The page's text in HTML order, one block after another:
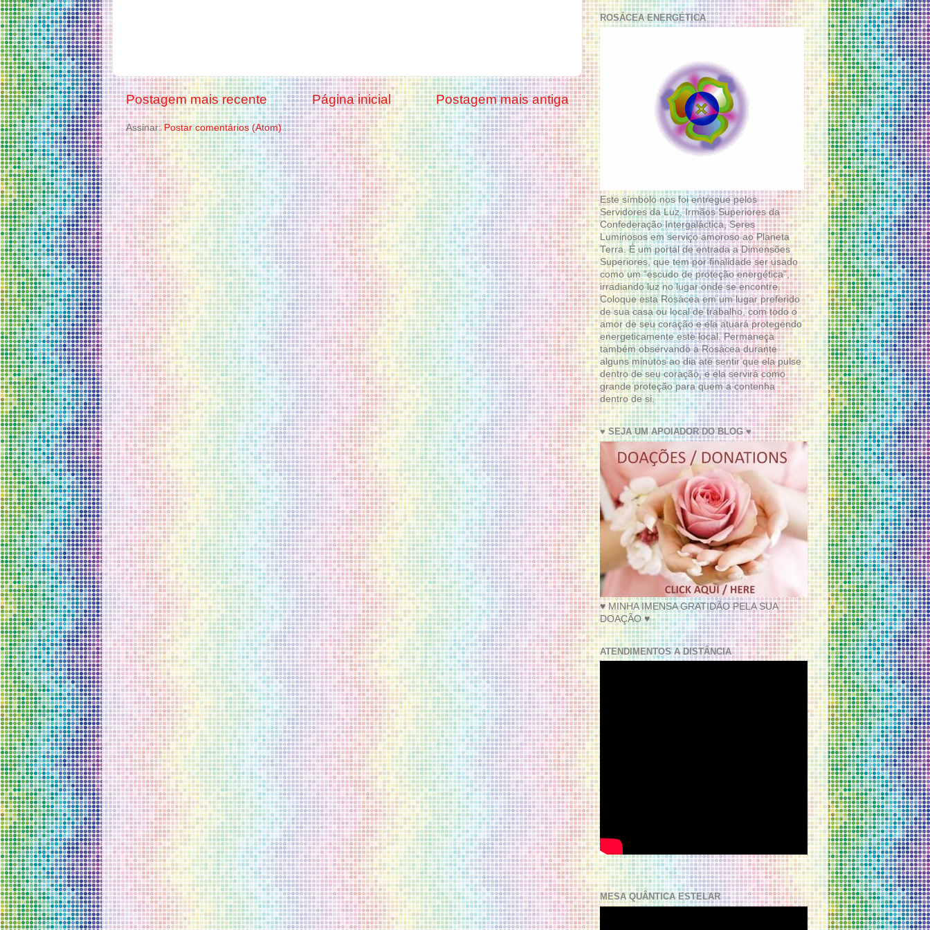
Postagem mais recente Postagem mais antiga
Página inicial
Assinar:Postar comentários (Atom)
ROSÁCEA ENERGÉTICA
Este símbolo nos foi entregue pelos
Servidores da Luz, Irmãos Superiores da
Confederação Intergaláctica, Seres
Luminosos em serviço amoroso ao Planeta
Terra. É um portal de entrada a Dimensões
Superiores, que tem por finalidade ser usado
como um “escudo de proteção energética”,
irradiando luz no lugar onde se encontre.
Coloque esta Rosácea em um lugar preferido
de sua casa ou local de trabalho, com todo o
amor de seu coração e ela atuará protegendo
energeticamente este local. Permaneça
também observando a Rosácea durante
alguns minutos ao dia até sentir que ela pulse
dentro de seu coração, e ela servirá como
grande proteção para quem a contenha
dentro de si.
♥ SEJA UM APOIADOR DO BLOG ♥
♥ MINHA IMENSA GRATIDÃO PELA SUA
DOAÇÃO ♥
ATENDIMENTOS A DISTÂNCIA
MESA QUÂNTICA ESTELAR